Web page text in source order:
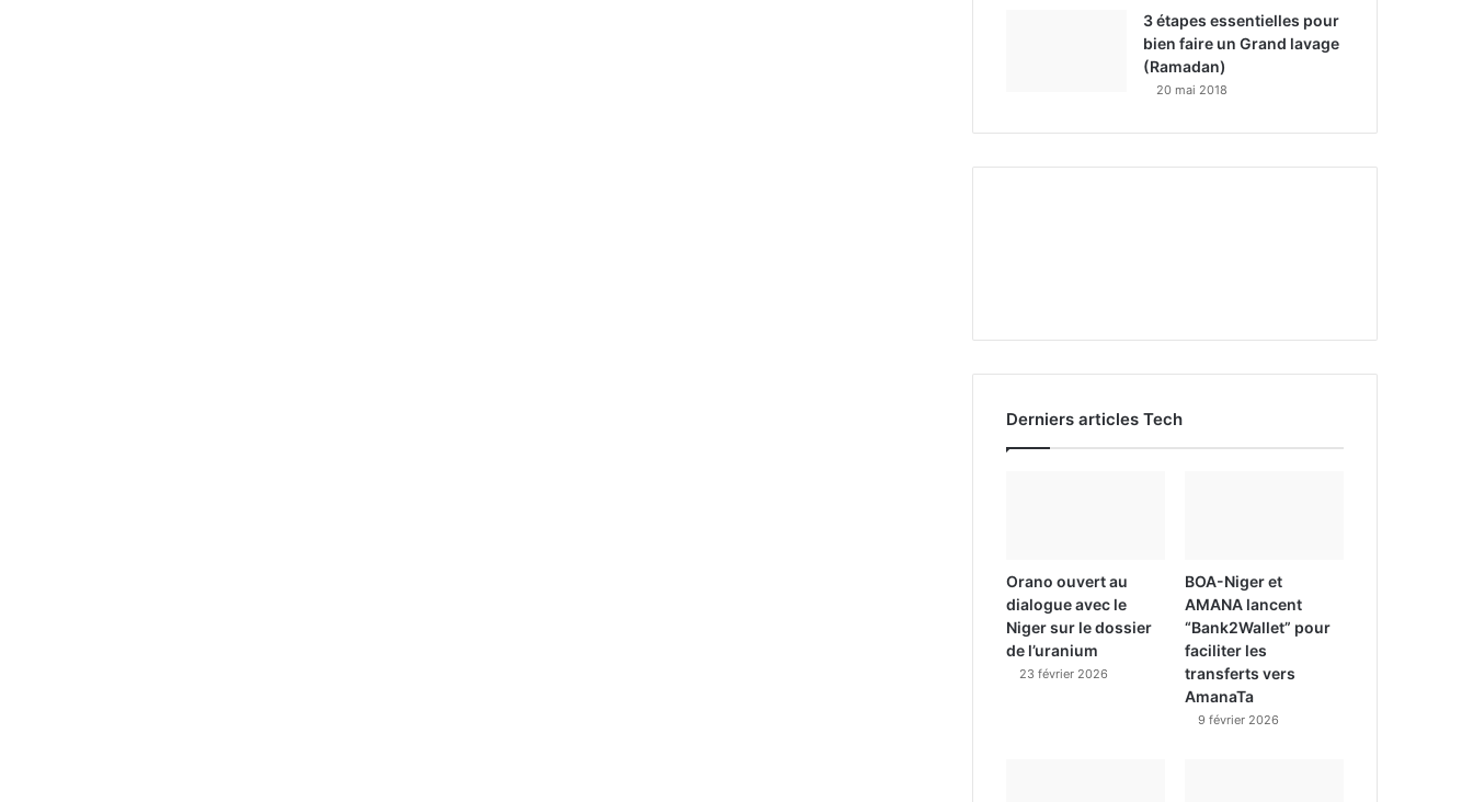
3 étapes essentielles pour
bien faire un Grand lavage
(Ramadan)
20 mai 2018
Derniers articles Tech
Orano ouvert au
dialogue avec le
Niger sur le dossier
de l’uranium
23 février 2026
BOA-Niger et
AMANA lancent
“Bank2Wallet” pour
faciliter les
transferts vers
AmanaTa
9 février 2026